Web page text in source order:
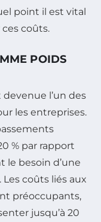
point il est vital
coûts.
POIDS
l’un des
les entreprises.
% par rapport
le besoin d’une
coûts liés aux
préoccupants,
jusqu’à 20